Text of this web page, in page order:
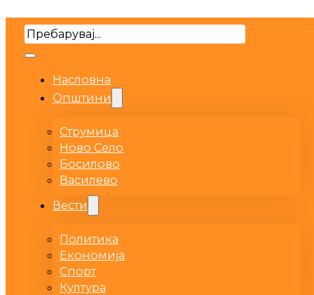
Search
Насловна
Општини
Струмица
Ново Село
Босилово
Василево
Вести
Политика
Економија
Спорт
Култура